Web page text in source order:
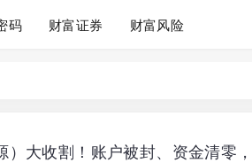
码 财富证券 财富风险
）大收割！账户被封、资金清零